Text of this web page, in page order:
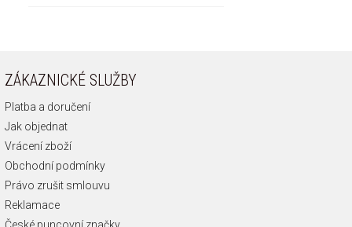
ZÁKAZNICKÉ SLUŽBY
Platba a doručení
Jak objednat
Vrácení zboží
Obchodní podmínky
Právo zrušit smlouvu
Reklamace
České puncovní značky